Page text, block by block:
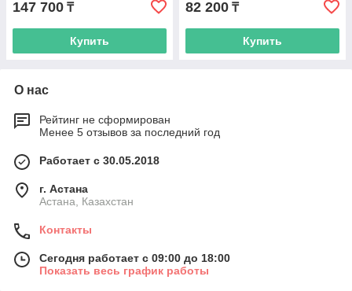
147 700 ₸
Купить
82 200 ₸
Купить
О нас
Рейтинг не сформирован
Менее 5 отзывов за последний год
Работает с 30.05.2018
г. Астана
Астана, Казахстан
Контакты
Сегодня работает с 09:00 до 18:00
Показать весь график работы